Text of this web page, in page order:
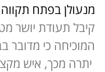
מנעולן בפתח תקווה
קיבל תעודת יושר
המוכיחה כי מדובר
יתרה מכך, איש